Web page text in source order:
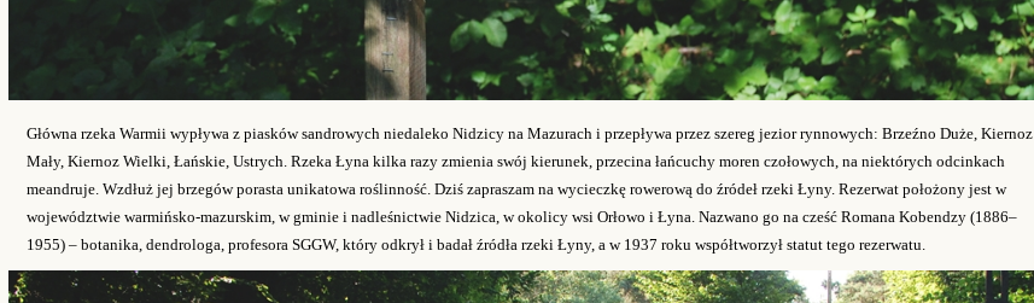
Główna rzeka Warmii wypływa z piasków sandrowych niedaleko Nidzicy na Mazurach i przepływa przez szereg jezior rynnowych: Brzeźno Duże, Kiernoz
Mały, Kiernoz Wielki, Łańskie, Ustrych. Rzeka Łyna kilka razy zmienia swój kierunek, przecina łańcuchy moren czołowych, na niektórych odcinkach
meandruje. Wzdłuż jej brzegów porasta unikatowa roślinność. Dziś zapraszam na wycieczkę rowerową do źródeł rzeki Łyny. Rezerwat położony jest w
województwie warmińsko-mazurskim, w gminie i nadleśnictwie Nidzica, w okolicy wsi Orłowo i Łyna. Nazwano go na cześć Romana Kobendzy (1886–
1955) – botanika, dendrologa, profesora SGGW, który odkrył i badał źródła rzeki Łyny, a w 1937 roku współtworzył statut tego rezerwatu.